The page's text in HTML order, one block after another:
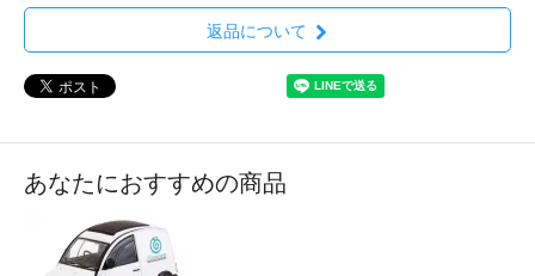
返品について
あなたにおすすめの商品